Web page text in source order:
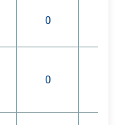
0
0